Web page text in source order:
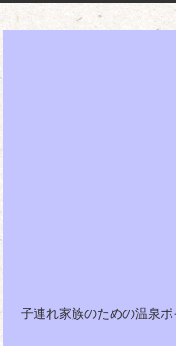
子連れ家族のための温泉ポ